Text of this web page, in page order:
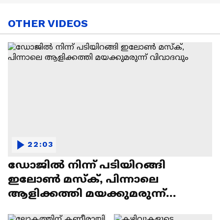
OTHER VIDEOS
ഡോജിൽ നിന്ന് പടിയിറങ്ങി
ഇലോൺ മസ്ക്, പിന്നാലെ
ആളിക്കത്തി മയക്കുമരുന്ന്
22:03